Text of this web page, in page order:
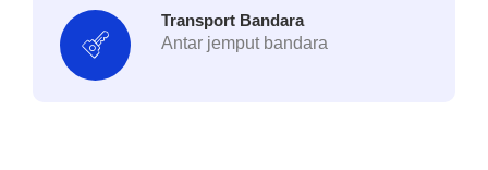
Transport Bandara
Antar jemput bandara